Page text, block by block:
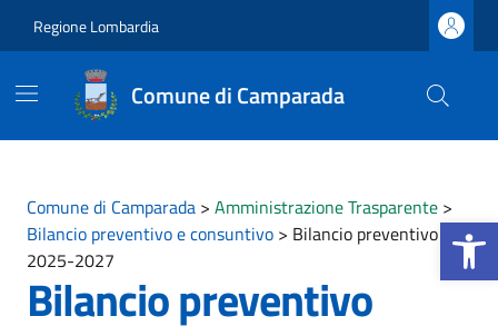
Apri la
Regione Lombardia
Comune di Camparada
Comune di Camparada > Amministrazione Trasparente >
Bilancio preventivo e consuntivo > Bilancio preventivo
2025-2027
Bilancio preventivo